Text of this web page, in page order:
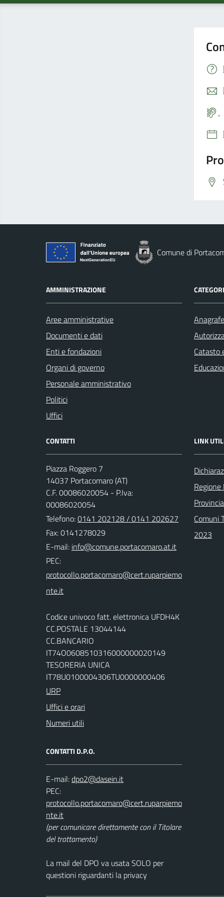
Comune di
AMMINISTRAZIONE
Aree amministrative
Documenti e dati
Enti e fondazioni
Organi di governo
Personale amministrativo
Politici
Uffici
Catasto
CONTATTI
Piazza Roggero 7
14037 Portacomaro (AT)
C.F. 00086020054 - P.Iva:
00086020054
Telefono:0141 202128 / 0141 202627
Fax: 0141278029
E-mail:
PEC:
Codice univoco fatt. elettronica UFDH4K
CC.POSTALE 13044144
CC.BANCARIO
IT74O0608510316000000020149
TESORERIA UNICA
IT78U0100004306TU0000000406
URP
Uffici e orari
Numeri utili
CONTATTI D.P.O.
E-mail:
PEC:
(per comunicare direttamente con il Titolare
del trattamento)
La mail del DPO va usata SOLO per
questioni riguardanti la privacy
LINK
Comuni
2023